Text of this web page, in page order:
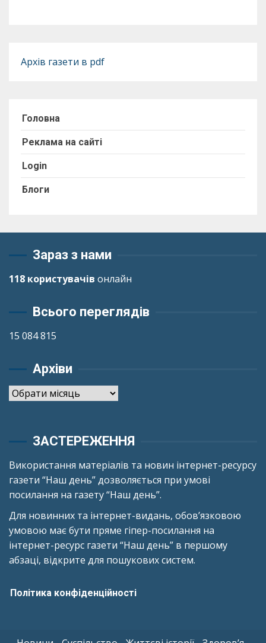
Архів газети в pdf
Головна
Реклама на сайті
Login
Блоги
Зараз з нами
118 користувачів онлайн
Всього переглядів
15 084 815
Архіви
Архіви
ЗАСТЕРЕЖЕННЯ
Використання матеріалів та новин інтернет-ресурсу
газети “Наш день” дозволяється при умові
посилання на газету “Наш день”.
Для новинних та інтернет-видань, обов’язковою
умовою має бути пряме гіпер-посилання на
інтернет-ресурс газети “Наш день” в першому
абзаці, відкрите для пошукових систем.
Політика конфіденційності